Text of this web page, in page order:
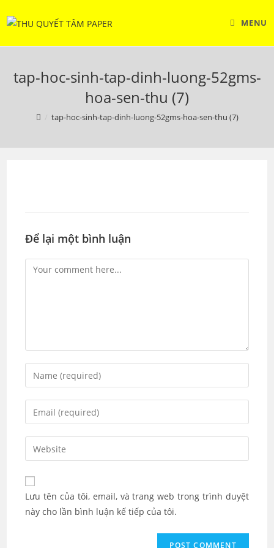
to
MENU
tap-hoc-sinh-tap-dinh-luong-52gms-
hoa-sen-thu (7)
tap-hoc-sinh-tap-dinh-luong-52gms-hoa-sen-thu (7)
Để lại một bình luận
Comment
Enter
your
name
comment
Enter
your
email
address
comment
Enter
your
website
URL
(optional)
Lưu tên của tôi, email, và trang web trong trình duyệt
này cho lần bình luận kế tiếp của tôi.